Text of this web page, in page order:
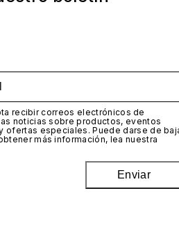
recibir correos electrónicos de
noticias sobre productos, eventos
ofertas especiales. Puede darse de
más información, lea nuestra
Enviar